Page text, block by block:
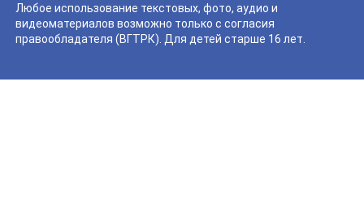
Любое использование текстовых, фото, аудио и
видеоматериалов возможно только с согласия
правообладателя (ВГТРК). Для детей старше 16 лет.